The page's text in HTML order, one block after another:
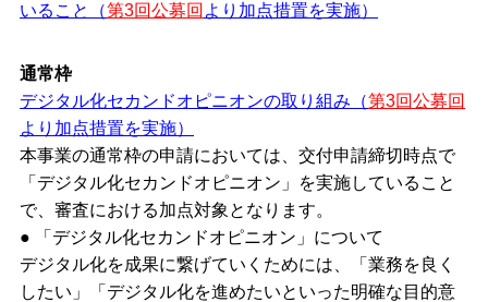
いること（第3回公募回 より加点措置を実施）
通常枠
デジタル化セカンドオピニオンの取り組み（第3回公募回
より加点措置を実施）
本事業の通常枠の申請においては、交付申請締切時点で
「デジタル化セカンドオピニオン」を実施していること
で、審査における加点対象となります。
● 「デジタル化セカンドオピニオン」について
デジタル化を成果に繋げていくためには、「業務を良く
したい」「デジタル化を進めたいといった明確な目的意